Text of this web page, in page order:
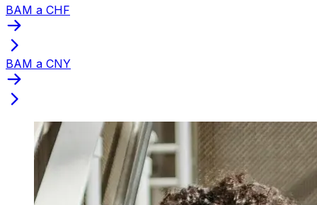
BAM a CHF
BAM a CNY